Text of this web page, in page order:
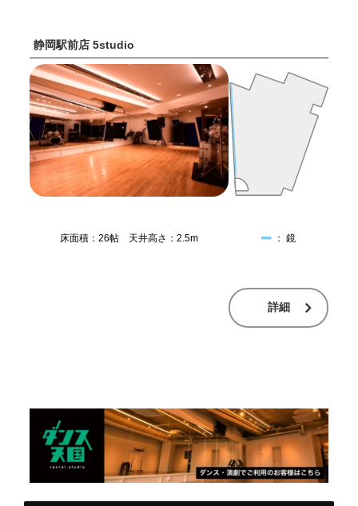
静岡駅前店 5studio
床面積：26帖 天井高さ：2.5m ： 鏡
詳細